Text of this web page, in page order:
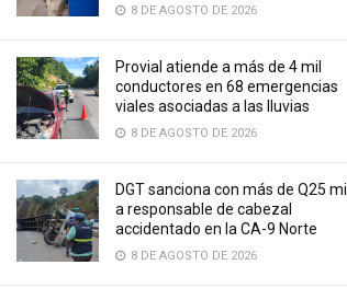
8 DE AGOSTO DE 2026
Provial atiende a más de 4 mil
conductores en 68 emergencias
viales asociadas a las lluvias
8 DE AGOSTO DE 2026
DGT sanciona con más de Q25 mil
a responsable de cabezal
accidentado en la CA-9 Norte
8 DE AGOSTO DE 2026